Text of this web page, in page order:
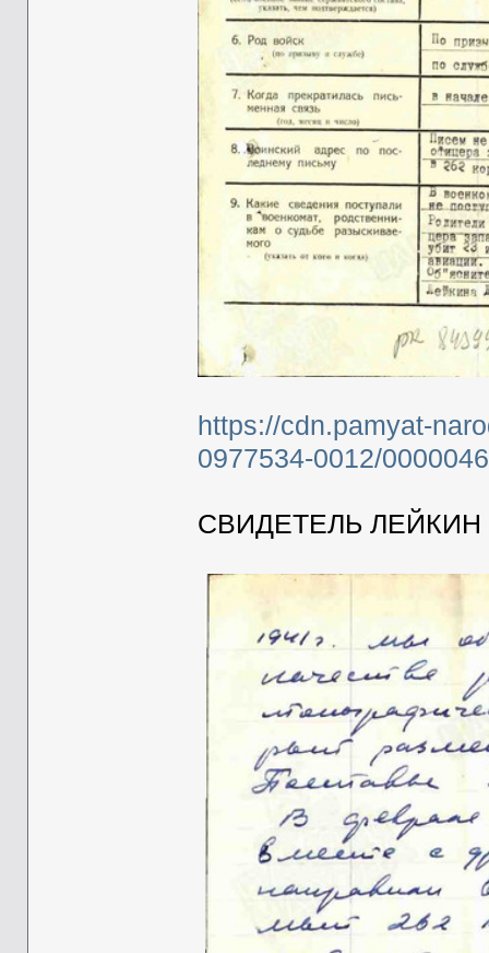
https://cdn.pamyat-
0977534-0012/
СВИДЕТЕЛЬ ЛЕЙКИН